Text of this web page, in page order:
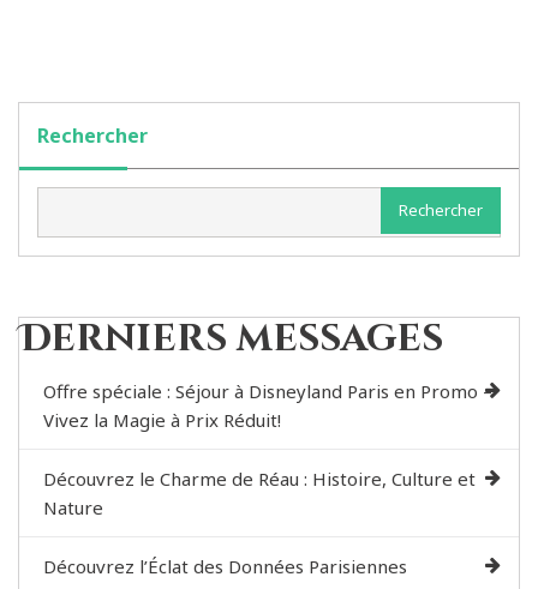
Rechercher
Rechercher
Derniers messages
Offre spéciale : Séjour à Disneyland Paris en Promo –
Vivez la Magie à Prix Réduit!
Découvrez le Charme de Réau : Histoire, Culture et
Nature
Découvrez l’Éclat des Données Parisiennes